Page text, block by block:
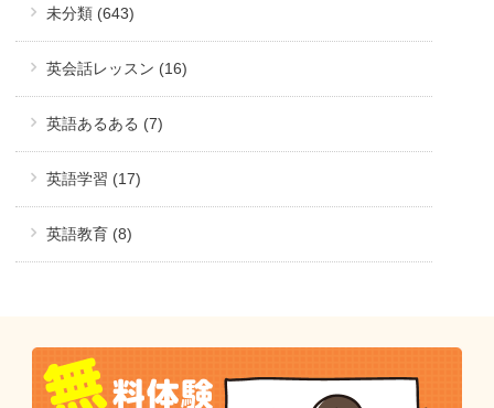
未分類 (643)
英会話レッスン (16)
英語あるある (7)
英語学習 (17)
英語教育 (8)